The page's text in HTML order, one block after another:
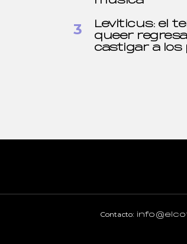
Leviticus: el
queer
castigar a los
Contacto: